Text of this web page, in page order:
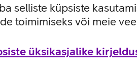
selliste küpsiste
toimimiseks või meie
üksikasjalike